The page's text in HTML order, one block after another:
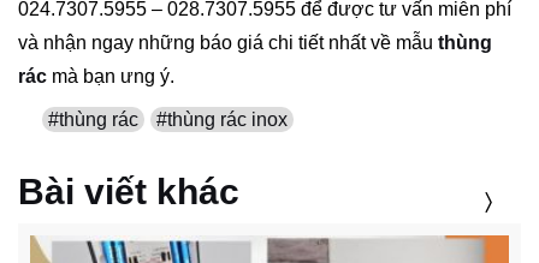
024.7307.5955 – 028.7307.5955 để được tư vấn miễn phí
và nhận ngay những báo giá chi tiết nhất về mẫu thùng
rác mà bạn ưng ý.
#thùng rác #thùng rác inox
Bài viết khác